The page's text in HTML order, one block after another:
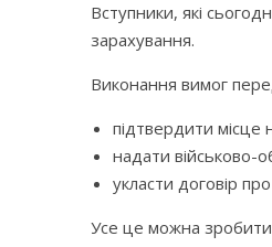
Вступники, які
зарахування.
Виконання вимог
підтвердити місце
надати військово-
укласти договір
Усе це можна зробити